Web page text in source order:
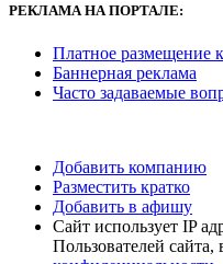
РЕКЛАМА НА ПОРТАЛЕ:
Платное размещение
Баннерная реклама
Часто задаваемые
Добавить компанию
Разместить кратко
Добавить в афишу
Сайт использует IP
Пользователей сайта,